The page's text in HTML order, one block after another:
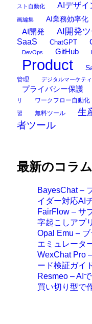
スト自動化
AIデザイ
画編集 AI業務効率化
AI開発 AI開発
SaaS
ChatGPT
DevOps GitHub
Product
管理
デジタルマーケテ
プライバシー保護
リ
ワークフロー自動化
習 無料ツール 生
者ツール
最新のコラム
BayesChat –
イダー対応AI
FairFlow – サ
字起こしアプリ
Opal Emu –
エミュレータ
WexChat Pro
ード検証ガイ
Resmeo – AI
買い切り型で